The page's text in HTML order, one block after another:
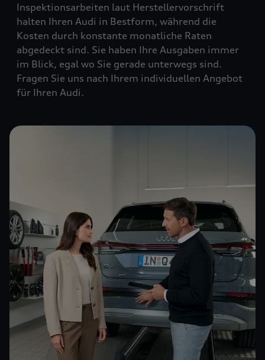
Inspektionsarbeiten laut Herstellervorschrift
halten Ihren Audi in Bestform, während die
Kosten durch konstante monatliche Raten
abgedeckt sind. Sie haben Ihre Ausgaben immer
im Blick, egal wo Sie gerade unterwegs sind.
Fragen Sie uns nach Ihrem individuellen Angebot
für Ihren Audi.